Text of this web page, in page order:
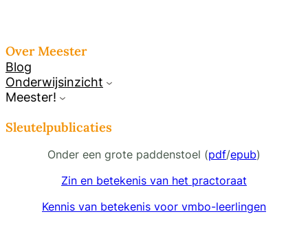
Over Meester
Blog
Onderwijsinzicht
Meester!
Sleutelpublicaties
Onder een grote paddenstoel (pdf/epub)
Zin en betekenis van het practoraat
Kennis van betekenis voor vmbo-leerlingen